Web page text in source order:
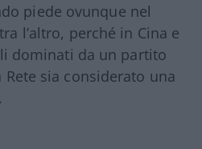
piede ovunque nel
l’altro, perché in Cina e
dominati da un partito
sia considerato una